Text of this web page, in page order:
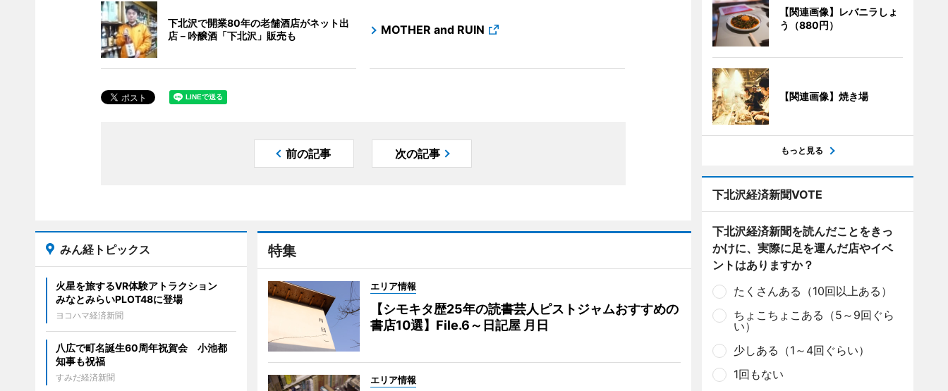
下北沢で開業80年の老舗酒店がネット出
店－吟醸酒「下北沢」販売も
MOTHER and RUIN
前の記事 次の記事
特集
エリア情報
【シモキタ歴25年の読書芸人ピストジャムおすすめの
書店10選】File.6～日記屋 月日
エリア情報
みん経トピックス
火星を旅するVR体験アトラクション
みなとみらいPLOT48に登場
ヨコハマ経済新聞
八広で町名誕生60周年祝賀会 小池都
知事も祝福
すみだ経済新聞
【関連画像】レバニラしょ
う（880円）
【関連画像】焼き場
もっと見る
下北沢経済新聞VOTE
下北沢経済新聞を読んだことをきっ
かけに、実際に足を運んだ店やイベ
ントはありますか？
たくさんある（10回以上ある）
ちょこちょこある（5～9回ぐら
い）
少しある（1～4回ぐらい）
1回もない